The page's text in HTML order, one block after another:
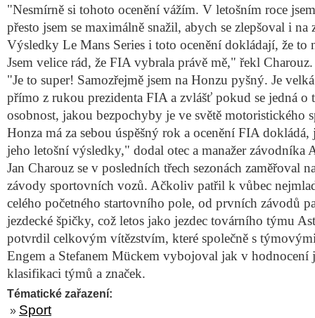
"Nesmírně si tohoto ocenění vážím. V letošním roce
přesto jsem se maximálně snažil, abych se zlepšoval i
Výsledky Le Mans Series i toto ocenění dokládají, že to
Jsem velice rád, že FIA vybrala právě mě," řekl Charouz.
"Je to super! Samozřejmě jsem na Honzu pyšný. Je
přímo z rukou prezidenta FIA a zvlášť pokud se jedná o
osobnost, jakou bezpochyby je ve světě motoristického
Honza má za sebou úspěšný rok a ocenění FIA
jeho letošní výsledky," dodal otec a manažer závodníka
Jan Charouz se v posledních třech sezonách zaměřoval
závody sportovních vozů. Ačkoliv patřil k vůbec
celého početného startovního pole, od prvních závodů
jezdecké špičky, což letos jako jezdec továrního týmu
potvrdil celkovým vítězstvím, které společně s
Engem a Stefanem Mückem vybojoval jak v hodnocení
klasifikaci týmů a značek.
Tématické zařazení:
» Sport